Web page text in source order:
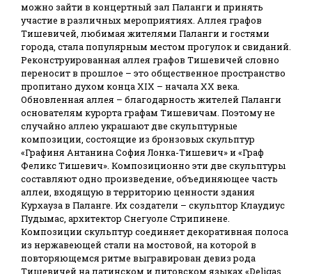
можно зайти в концертный зал Паланги и принять
участие в различных мероприятиях. Аллея графов
Тишевичей, любимая жителями Паланги и гостями
города, стала популярным местом прогулок и свиданий.
Реконструированная аллея графов Тишевичей словно
переносит в прошлое – это общественное пространство
пропитано духом конца XIX – начала XX века.
Обновленная аллея – благодарность жителей Паланги
основателям курорта графам Тишевичам. Поэтому не
случайно аллею украшают две скульптурные
композиции, состоящие из бронзовых скульптур
«Графиня Антанина София Лонка-Тишевич» и «Граф
Феликс Тишевич». Композиционно эти две скульптуры
составляют одно произведение, объединяющее часть
аллеи, входящую в территорию ценности здания
Курхауза в Паланге. Их создатели – скульптор Клаудиус
Пудымас, архитектор Снегуоле Стрипинене.
Композиции скульптур соединяет декоративная полоса
из нержавеющей стали на мостовой, на которой в
повторяющемся ритме выгравирован девиз рода
Тишевичей на латинском и литовском языках «Deligas